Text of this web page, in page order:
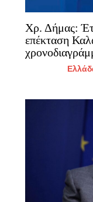
Χρ. Δήμας:
επέκταση